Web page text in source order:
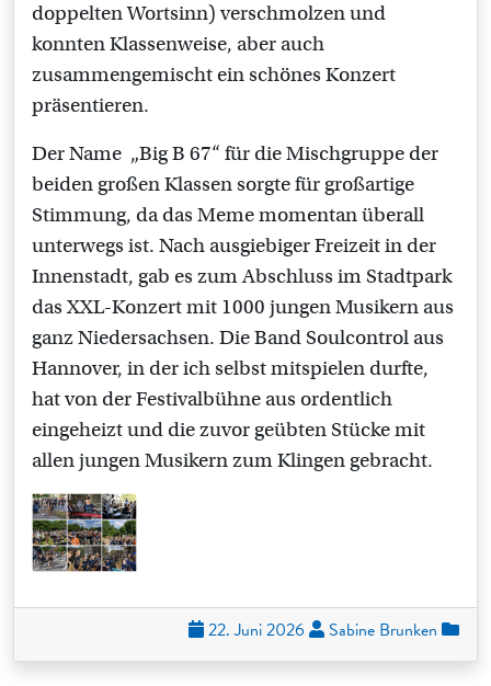
doppelten Wortsinn) verschmolzen und
konnten Klassenweise, aber auch
zusammengemischt ein schönes Konzert
präsentieren.
Der Name „Big B 67“ für die Mischgruppe der
beiden großen Klassen sorgte für großartige
Stimmung, da das Meme momentan überall
unterwegs ist. Nach ausgiebiger Freizeit in der
Innenstadt, gab es zum Abschluss im Stadtpark
das XXL-Konzert mit 1000 jungen Musikern aus
ganz Niedersachsen. Die Band Soulcontrol aus
Hannover, in der ich selbst mitspielen durfte,
hat von der Festivalbühne aus ordentlich
eingeheizt und die zuvor geübten Stücke mit
allen jungen Musikern zum Klingen gebracht.
22. Juni 2026 Sabine Brunken